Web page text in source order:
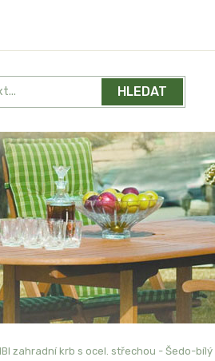
HLEDAT
zahradní krb s ocel. střechou - Šedo-